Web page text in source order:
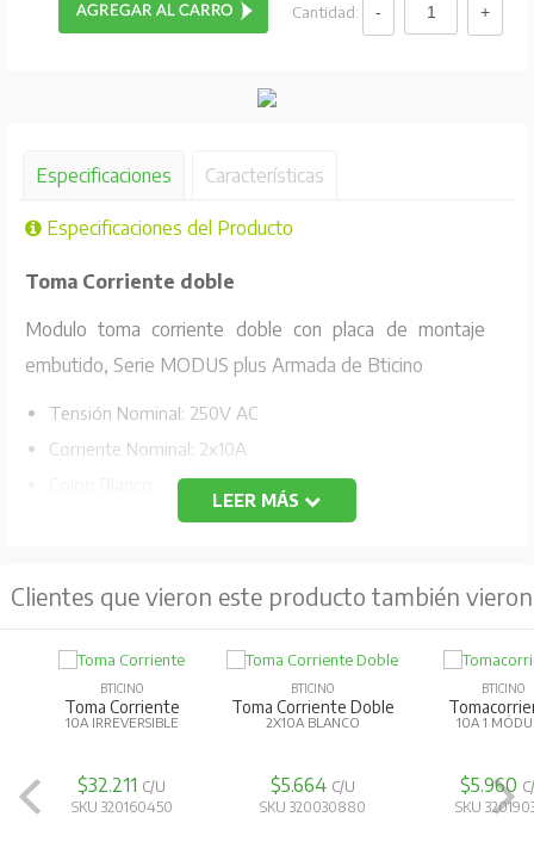
Cantidad:
Especificaciones Características
Especificaciones del Producto
Toma Corriente doble
Modulo toma corriente doble con placa de montaje
embutido, Serie MODUS plus Armada de Bticino
Tensión Nominal: 250V AC
Corriente Nominal: 2x10A
Código Fabricante: 1208BN
LEER MÁS
Clientes que vieron este producto también vieron
BTICINO
Toma Corriente
10A IRREVERSIBLE
$32.211 C/U
SKU 320160450
BTICINO
Toma Corriente Doble
2X10A BLANCO
$5.664 C/U
SKU 320030880
BTICINO
10A 1
$5.960
SKU